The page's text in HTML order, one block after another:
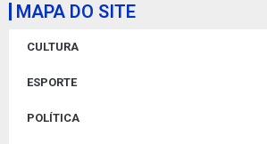
MAPA DO SITE
CULTURA
ESPORTE
POLÍTICA